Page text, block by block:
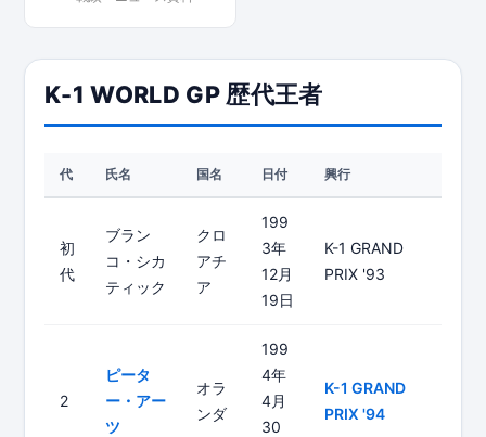
K-1 WORLD GP 歴代王者
代 氏名 国名 日付 興行
初
代
ブラン
コ・シカ
ティック
クロ
アチ
ア
199
3年
12月
19日
K-1 GRAND
PRIX '93
2
ピータ
ー・アー
ツ
オラ
ンダ
199
4年
4月
30
K-1 GRAND
PRIX '94